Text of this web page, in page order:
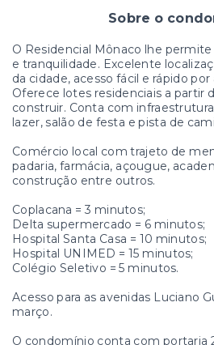
Sobre o
O Residencial Mônaco lhe
e tranquilidade. Excelente
da cidade, acesso fácil e rápido
Oferece lotes residenciais a partir
construir. Conta com
lazer, salão de festa e pista de
Comércio local com trajeto de
padaria, farmácia, açougue,
construção entre outros.
Coplacana = 3 minutos;
Delta supermercado = 6 minutos;
Hospital Santa Casa = 10 minutos;
Hospital UNIMED = 15 minutos;
Colégio Seletivo = 5 minutos.
Acesso para as avenidas Luciano
março.
O condomínio conta com portaria